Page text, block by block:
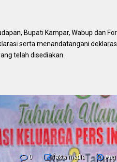
Bupati Kampar, Wabup dan
serta menandatangani
telah disediakan.
0 fakta media Aug